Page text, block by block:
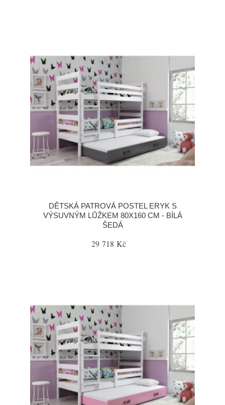
DĚTSKÁ PATROVÁ POSTEL ERYK S
VÝSUVNÝM LŮŽKEM 80X160 CM - BÍLÁ
ŠEDÁ
29 718 Kč